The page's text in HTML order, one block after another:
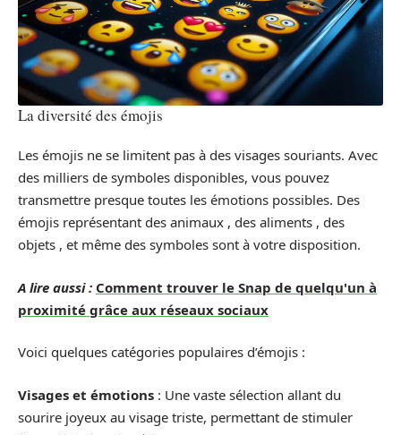
La diversité des émojis
Les émojis ne se limitent pas à des visages souriants. Avec
des milliers de symboles disponibles, vous pouvez
transmettre presque toutes les émotions possibles. Des
émojis représentant des animaux , des aliments , des
objets , et même des symboles sont à votre disposition.
A lire aussi : Comment trouver le Snap de quelqu'un à
proximité grâce aux réseaux sociaux
Voici quelques catégories populaires d’émojis :
Visages et émotions : Une vaste sélection allant du
sourire joyeux au visage triste, permettant de stimuler